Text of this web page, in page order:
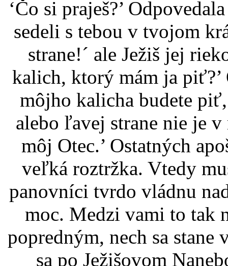
‘Čo si praješ?’
sedeli s tebou v tvojom
strane!´ ale Ježiš jej
kalich, ktorý mám ja
môjho kalicha budete
alebo ľavej strane nie je
môj Otec.’ Ostatných
veľká roztržka. Vtedy
panovníci tvrdo vládnu
moc. Medzi vami to tak
popredným, nech sa
sa po Ježišovom